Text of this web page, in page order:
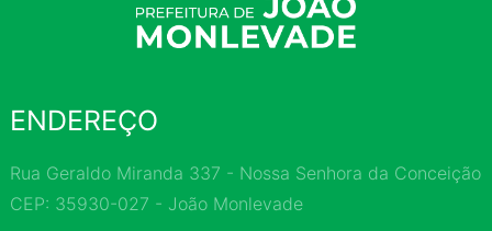
ENDEREÇO
Rua Geraldo Miranda 337 - Nossa Senhora da Conceição
CEP: 35930-027 - João Monlevade